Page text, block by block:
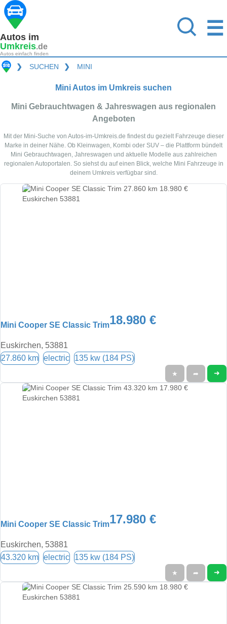
Autos im
Umkreis.de
Autos einfach finden
☰
❯ SUCHEN ❯ MINI
Mini Autos im Umkreis suchen
Mini Gebrauchtwagen & Jahreswagen aus regionalen
Angeboten
Mit der Mini-Suche von Autos-im-Umkreis.de findest du gezielt Fahrzeuge dieser
Marke in deiner Nähe. Ob Kleinwagen, Kombi oder SUV – die Plattform bündelt
Mini Gebrauchtwagen, Jahreswagen und aktuelle Modelle aus zahlreichen
regionalen Autoportalen. So siehst du auf einen Blick, welche Mini Fahrzeuge in
deinem Umkreis verfügbar sind.
Mini Cooper SE Classic Trim18.980 €
Euskirchen, 53881
27.860 km electric 135 kw (184 PS)
★ ➦ ➜
Mini Cooper SE Classic Trim17.980 €
Euskirchen, 53881
43.320 km electric 135 kw (184 PS)
★ ➦ ➜